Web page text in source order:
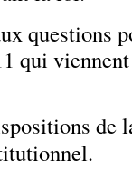
questions
qui
de